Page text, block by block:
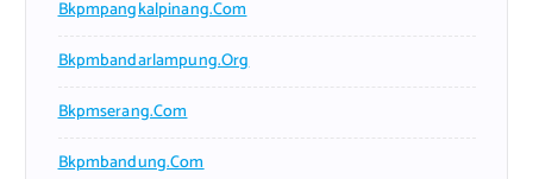
Bkpmpangkalpinang.com
Bkpmbandarlampung.org
Bkpmserang.com
Bkpmbandung.com